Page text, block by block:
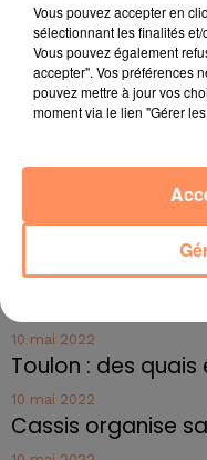
fil actus
4 juillet 2022
Radio Star Live
Marseille : une
relation extras et...
Le cocholed
10 mai 2022
Toulon : des
10 mai 2022
Cassis organise
Vous pouvez accepter en
sélectionnant les finalités
Vous pouvez également
accepter". Vos préférences
pouvez mettre à jour vos
moment via le lien "Gérer